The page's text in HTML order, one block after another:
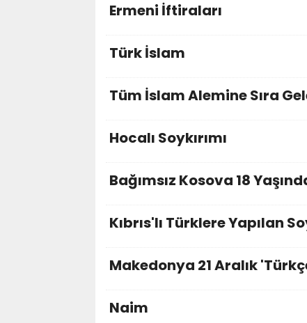
Ermeni İftiraları
Türk İslam
Tüm İslam Alemine Sıra
Hocalı Soykırımı
Bağımsız Kosova 18
Kıbrıs'lı Türklere Yapılan
Makedonya 21 Aralık
Naim